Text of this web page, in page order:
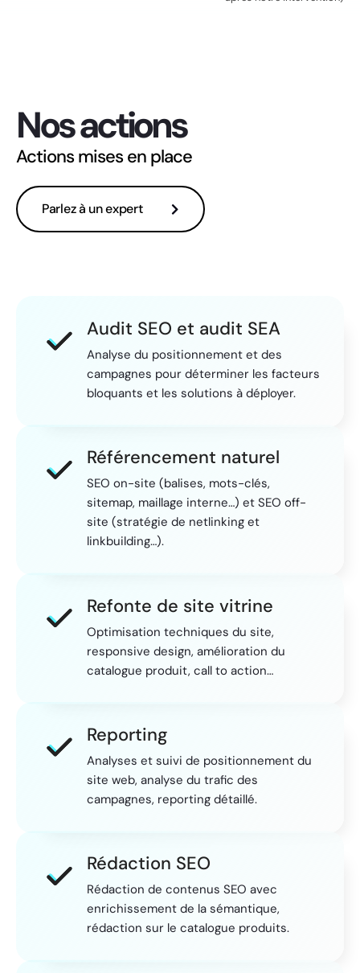
Nos actions
Actions mises en place
Parlez à un expert
Audit SEO et audit SEA
Analyse du positionnement et des
campagnes pour déterminer les facteurs
bloquants et les solutions à déployer.
Référencement naturel
SEO on-site (balises, mots-clés,
sitemap, maillage interne…) et SEO off-
site (stratégie de netlinking et
linkbuilding…).
Refonte de site vitrine
Optimisation techniques du site,
responsive design, amélioration du
catalogue produit, call to action…
Reporting
Analyses et suivi de positionnement du
site web, analyse du trafic des
campagnes, reporting détaillé.
Rédaction SEO
Rédaction de contenus SEO avec
enrichissement de la sémantique,
rédaction sur le catalogue produits.